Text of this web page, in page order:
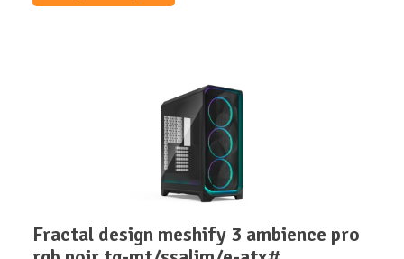
fractal design meshify 3 ambience pro